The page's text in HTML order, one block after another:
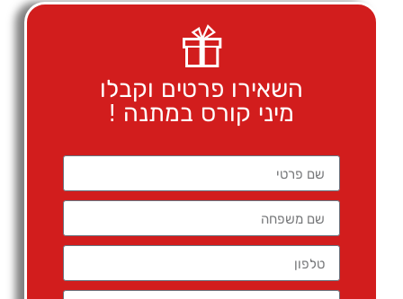
השאירו פרטים וקבלו
מיני קורס במתנה !